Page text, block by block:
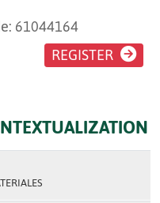
61044164
REGISTER